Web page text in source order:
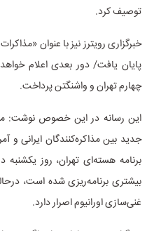
توصیف کرد.
خبرگزاری رویترز نیز با عنوان
پایان یافت/ دور بعدی اعلام
چهارم تهران و واشنگتن پرداخت.
این رسانه در این خصوص نوشت:
جدید بین مذاکره‌کنندگان ایرانی و
برنامه هسته‌ای تهران، روز
بیشتری برنامه‌ریزی شده است،
غنی‌سازی اورانیوم اصرار دارد.